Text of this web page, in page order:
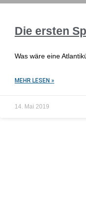
Die ersten
Was wäre eine
MEHR LESEN »
14. Mai 2019